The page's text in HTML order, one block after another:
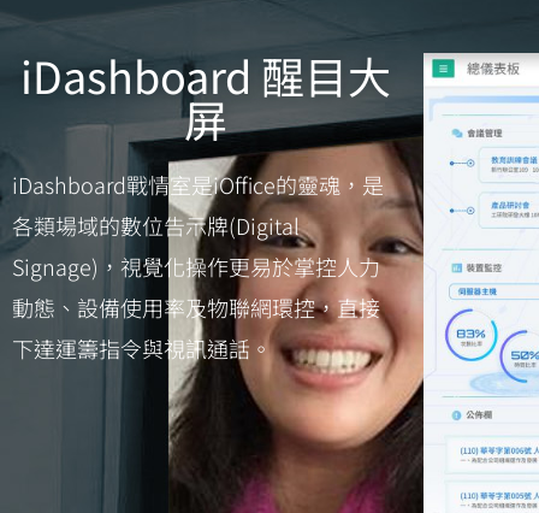
iDashboard 醒目大
屏
iDashboard戰情室是iOffice的靈魂，是
各類場域的數位告示牌(Digital
Signage)，視覺化操作更易於掌控人力
動態、設備使用率及物聯網環控，直接
下達運籌指令與視訊通話。